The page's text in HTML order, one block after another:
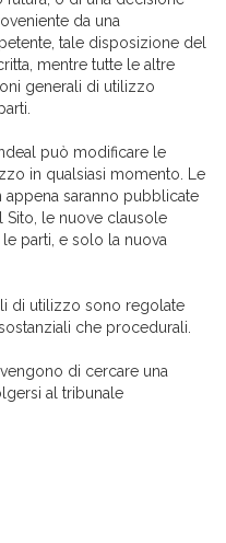
da una
tale disposizione del
mentre tutte le altre
generali di utilizzo
può modificare le
in qualsiasi momento. Le
saranno pubblicate
Sito, le nuove clausole
parti, e solo la nuova
di utilizzo sono regolate
che procedurali.
di cercare una
al tribunale